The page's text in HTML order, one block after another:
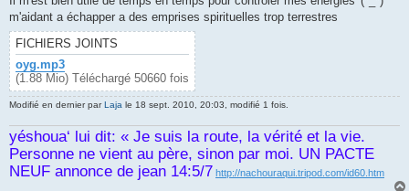
m'aidant a échapper a des emprises spirituelles trop terrestres
FICHIERS JOINTS
oyg.mp3
(1.88 Mio) Téléchargé 50660 fois
Modifié en dernier parLaja le 18 sept. 2010, 20:03, modifié 1 fois.
yéshoua‘ lui dit: « Je suis la route, la vérité et la vie.
Personne ne vient au père, sinon par moi. UN PACTE
NEUF annonce de jean 14:5/7 http://nachouraqui.tripod.com/id60.htm